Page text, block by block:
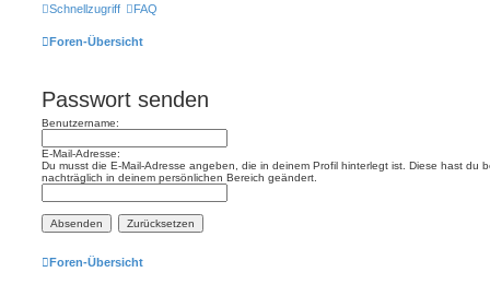
Schnellzugriff FAQ
Foren-Übersicht
Passwort senden
Benutzername:
E-Mail-Adresse:
Du musst die E-Mail-Adresse angeben, die in deinem Profil hinterlegt ist. Diese hast du
nachträglich in deinem persönlichen Bereich geändert.
Foren-Übersicht